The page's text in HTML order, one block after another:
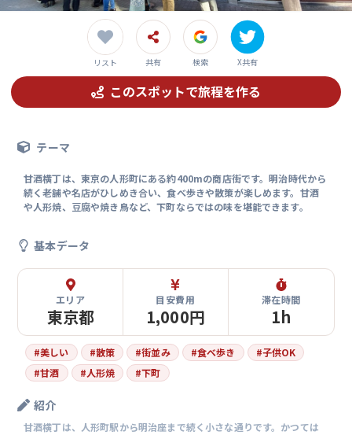
リスト 共有 検索 X共有
このスポットで旅程を作る
テーマ
甘酒横丁は、東京の人形町にある約400mの商店街です。明治時代から
続く老舗や名店がひしめき合い、食べ歩きや散策が楽しめます。甘酒
や人形焼、豆腐や焼き鳥など、下町ならではの味を堪能できます。
基本データ
エリア
東京都
目安費用
1,000円
滞在時間
1h
#美しい #散策 #街並み #食べ歩き #子供OK
#甘酒 #人形焼 #下町
紹介
甘酒横丁は、人形町駅から明治座まで続く小さな通りです。かつては